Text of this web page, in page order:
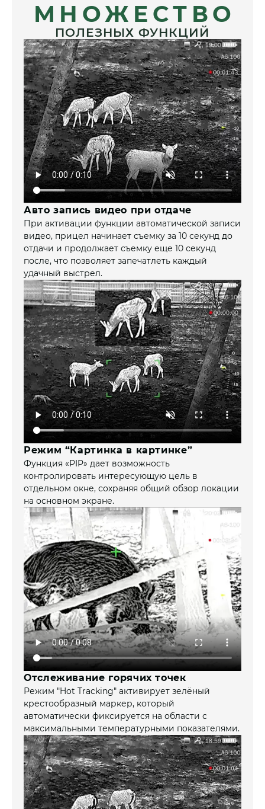
МНОЖЕСТВО
ПОЛЕЗНЫХ ФУНКЦИЙ
Авто запись видео при отдаче
При активации функции автоматической записи
видео, прицел начинает съемку за 10 секунд до
отдачи и продолжает съемку еще 10 секунд
после, что позволяет запечатлеть каждый
удачный выстрел.
Режим “Картинка в картинке”
Функция «PIP» дает возможность
контролировать интересующую цель в
отдельном окне, сохраняя общий обзор локации
на основном экране.
Отслеживание горячих точек
Режим "Hot Tracking" активирует зелёный
крестообразный маркер, который
автоматически фиксируется на области с
максимальными температурными показателями.